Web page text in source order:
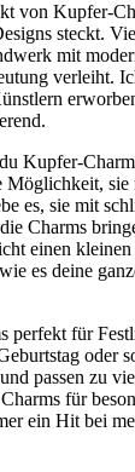
von Kupfer-
⁣steckt.
‌mit
verleiht.‍
Kupfer-
Möglichkeit,‌ sie
es, sie mit
Charms
einen
es deine
perfekt⁣ für
oder
passen zu
für
⁣ein Hit‍ bei